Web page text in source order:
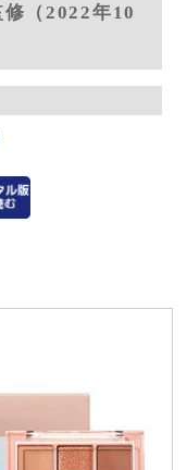
（2022年10